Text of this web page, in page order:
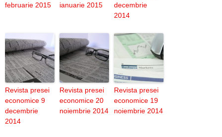
februarie 2015
ianuarie 2015
decembrie
2014
Revista presei
economice 9
decembrie
2014
Revista presei
economice 20
noiembrie 2014
Revista presei
economice 19
noiembrie 2014